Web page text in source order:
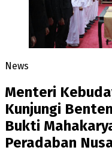
News
Menteri
Kunjungi
Bukti
Peradaban